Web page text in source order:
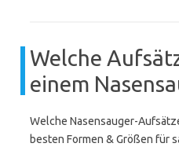
Welche
einem
Welche Nasensauger-
besten Formen & Größen für